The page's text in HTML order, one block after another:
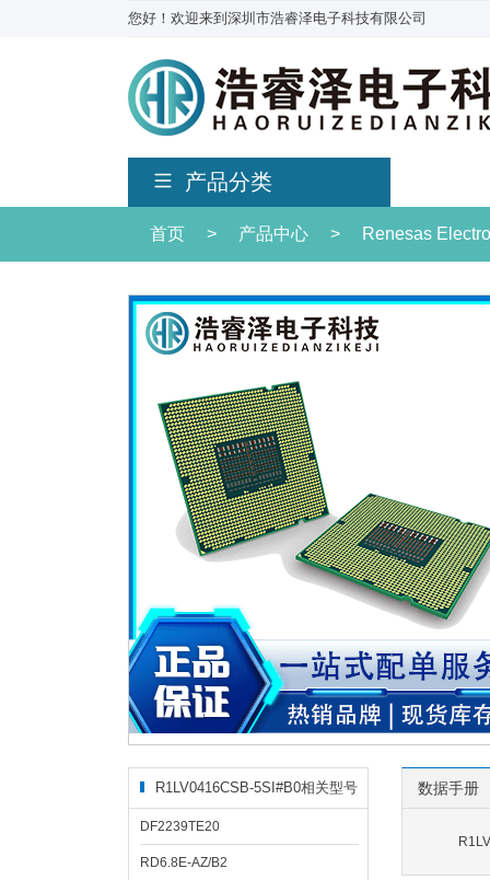
您好！欢迎来到深圳市浩睿泽电子科技有限公司
产品分类
首页 > 产品中心 > Renesas
R1LV0416CSB-5SI#B0相关型号
DF2239TE20
RD6.8E-AZ/B2
数据手册